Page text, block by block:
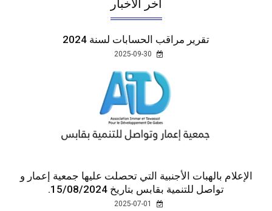
اخر الأخبار
تقرير مراقب الحسابات لسنة 2024
الإعلام بالهبات الأجنبية التي تحصلت عليها جمعية إعمار و
تواصل للتنمية بقابس بتاريخ 15/08/2024.